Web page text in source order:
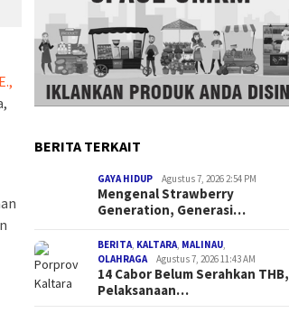
BERITA TERKAIT
GAYA HIDUP Agustus 7, 2026 2:54 PM
Mengenal Strawberry
Generation, Generasi…
BERITA KALTARA MALINAU
OLAHRAGA
Agustus 7, 2026 11:43 AM
14 Cabor Belum Serahkan THB,
Pelaksanaan…